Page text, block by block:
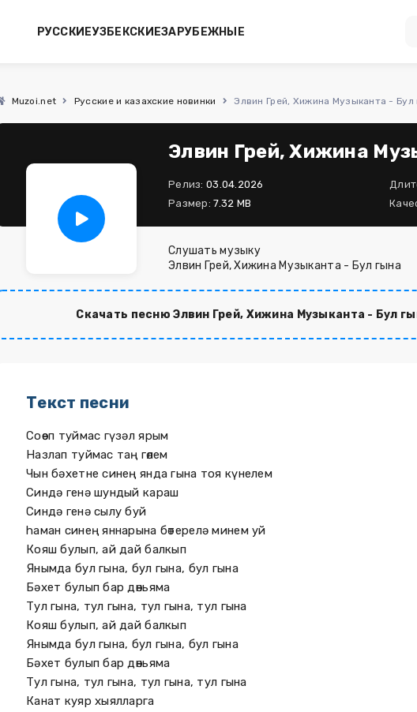
РУССКИЕУЗБЕКСКИЕЗАРУБЕЖНЫЕ
Muzoi.net Русские и казахские новинки Элвин Грей, Хижина Музыканта - Бул
Элвин Грей, Хижина
Релиз: 03.04.2026
Размер: 7.32 MB
Слушать музыку
Элвин Грей, Хижина Музыканта - Бул гына
Скачать песню Элвин Грей, Хижина Музыканта - Бул
Текст песни
Соөеп туймас гүзәл ярым
Назлап туймас таң гөлем
Чын бәхетне синең янда гына тоя күнелем
Синдә генә шундый караш
Синдә генә сылу буй
hаман синең яннарына бөтерелә минем уй
Кояш булып, ай дай балкып
Янымда бул гына, бул гына, бул гына
Бәхет булып бар дөньяма
Тул гына, тул гына, тул гына, тул гына
Кояш булып, ай дай балкып
Янымда бул гына, бул гына, бул гына
Бәхет булып бар дөньяма
Тул гына, тул гына, тул гына, тул гына
Канат куяр хыялларга